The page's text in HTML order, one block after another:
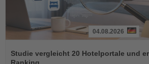
Sie
die
04.08.2026
Studie vergleicht 20 Hotelportale und
Ranking